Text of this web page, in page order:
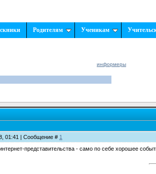
Родителям Ученикам
информеры
01:41 | Сообщение # 1
представительства - само по себе хорошее